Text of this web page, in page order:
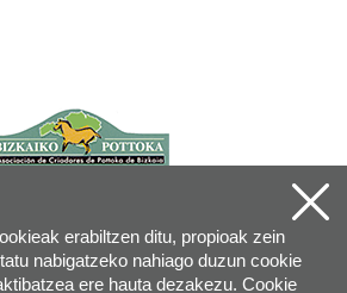
erabiltzen ditu, propioak zein
nabigatzeko nahiago duzun cookie
ere hauta dezakezu. Cookie